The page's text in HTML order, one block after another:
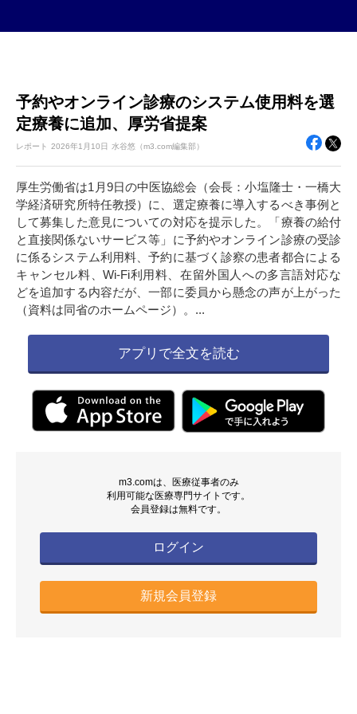
予約やオンライン診療のシステム使用料を選
定療養に追加、厚労省提案
レポート 2026年1月10日 水谷悠（m3.com編集部）
厚生労働省は1月9日の中医協総会（会長：小塩隆士・一橋大
学経済研究所特任教授）に、選定療養に導入するべき事例と
して募集した意見についての対応を提示した。「療養の給付
と直接関係ないサービス等」に予約やオンライン診療の受診
に係るシステム利用料、予約に基づく診察の患者都合による
キャンセル料、Wi-Fi利用料、在留外国人への多言語対応な
どを追加する内容だが、一部に委員から懸念の声が上がった
（資料は同省のホームページ）。...
アプリで全文を読む
m3.comは、医療従事者のみ
利用可能な医療専門サイトです。
会員登録は無料です。
ログイン
新規会員登録